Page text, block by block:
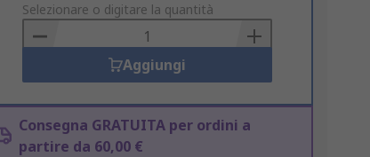
to
Basket
Selezionare o digitare la quantità
Aggiungi
Consegna GRATUITA per ordini a
partire da 60,00 €